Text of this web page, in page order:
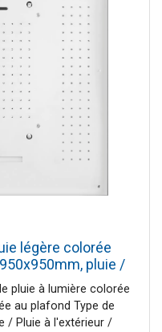
légère colorée
pluie /
pluie à lumière colorée
au plafond Type de
/ Pluie à l'extérieur /